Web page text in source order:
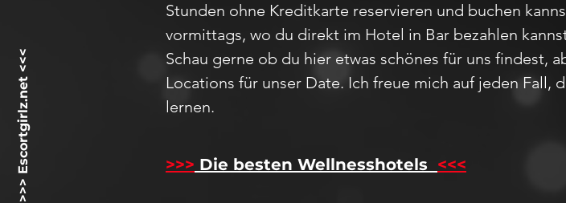
>>> Escortgirlz.net <<<
Stunden ohne Kreditkarte reservieren und buchen
vormittags, wo du direkt im Hotel in Bar bezahlen
Schau gerne ob du hier etwas schönes für uns findest,
Locations für unser Date. Ich freue mich auf jeden Fall,
lernen.
>>> Die besten Wellnesshotels <<<